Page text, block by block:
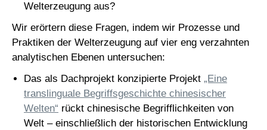
Welterzeugung aus?
Wir erörtern diese Fragen, indem wir Prozesse und
Praktiken der Welterzeugung auf vier eng verzahnten
analytischen Ebenen untersuchen:
Das als Dachprojekt konzipierte Projekt „Eine
translinguale Begriffsgeschichte chinesischer
Welten“ rückt chinesische Begrifflichkeiten von
Welt – einschließlich der historischen Entwicklung